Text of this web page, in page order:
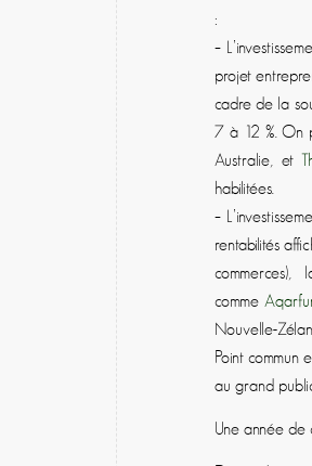
:
–
projet
cadre de la
7 à 12 %. On
Australie, et
habilitées.
–
rentabilités
comme
Nouvelle-
Point commun
au grand
Une année de